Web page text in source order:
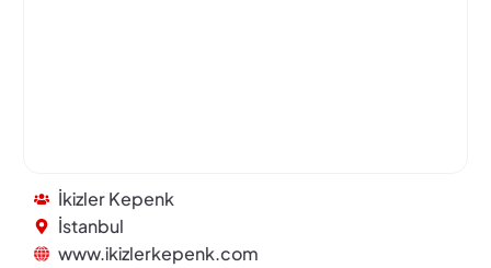
İkizler Kepenk
İstanbul
www.ikizlerkepenk.com